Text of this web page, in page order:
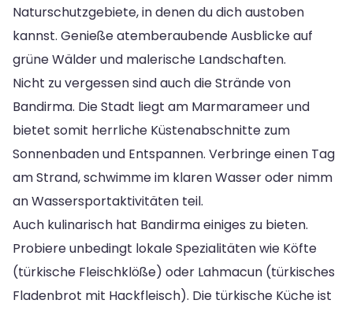
Naturschutzgebiete, in denen du dich austoben
kannst. Genieße atemberaubende Ausblicke auf
grüne Wälder und malerische Landschaften.
Nicht zu vergessen sind auch die Strände von
Bandirma. Die Stadt liegt am Marmarameer und
bietet somit herrliche Küstenabschnitte zum
Sonnenbaden und Entspannen. Verbringe einen Tag
am Strand, schwimme im klaren Wasser oder nimm
an Wassersportaktivitäten teil.
Auch kulinarisch hat Bandirma einiges zu bieten.
Probiere unbedingt lokale Spezialitäten wie Köfte
(türkische Fleischklöße) oder Lahmacun (türkisches
Fladenbrot mit Hackfleisch). Die türkische Küche ist